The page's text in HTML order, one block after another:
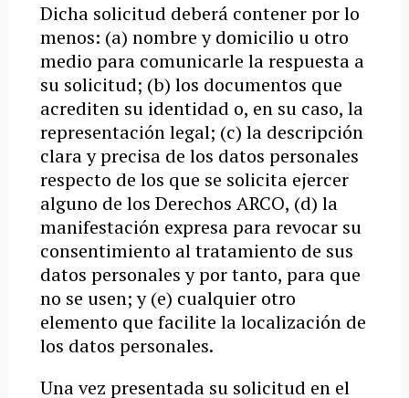
Dicha solicitud deberá contener por lo
menos: (a) nombre y domicilio u otro
medio para comunicarle la respuesta a
su solicitud; (b) los documentos que
acrediten su identidad o, en su caso, la
representación legal; (c) la descripción
clara y precisa de los datos personales
respecto de los que se solicita ejercer
alguno de los Derechos ARCO, (d) la
manifestación expresa para revocar su
consentimiento al tratamiento de sus
datos personales y por tanto, para que
no se usen; y (e) cualquier otro
elemento que facilite la localización de
los datos personales.
Una vez presentada su solicitud en el